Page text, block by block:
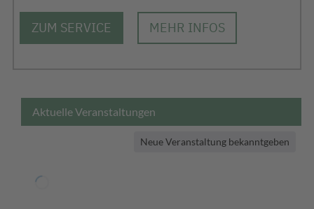
ZUM SERVICE MEHR INFOS